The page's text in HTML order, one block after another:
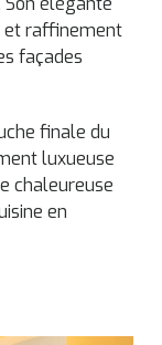
et raffinement
façades
finale du
luxueuse
chaleureuse
en